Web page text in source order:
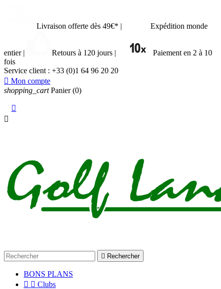
Livraison offerte dès 49€* | Expédition monde
entier | Retours à 120 jours |
Paiement en 2 à 10
fois
Service client : +33 (0)1 64 96 20 20
 Mon compte
shopping_cart Panier (0)


 Rechercher
BONS PLANS
  Clubs